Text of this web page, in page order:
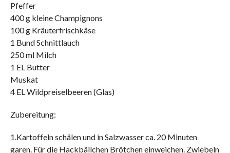
Pfeffer
400 g kleine Champignons
100 g Kräuterfrischkäse
1 Bund Schnittlauch
250 ml Milch
1 EL Butter
Muskat
4 EL Wildpreiselbeeren (Glas)
Zubereitung:
1.Kartoffeln schälen und in Salzwasser ca. 20 Minuten
garen. Für die Hackbällchen Brötchen einweichen. Zwiebeln